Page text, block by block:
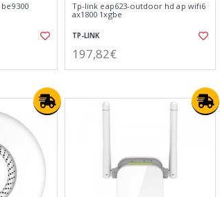
Tp-link eap623-outdoor hd ap wifi6
ax1800 1xgbe
TP-LINK
197,82€